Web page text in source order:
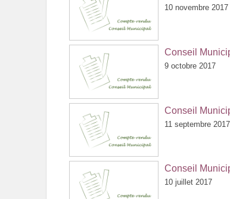
10 novembre 2017
Conseil
9 octobre 2017
Conseil
11 septembre 2017
Conseil
10 juillet 2017